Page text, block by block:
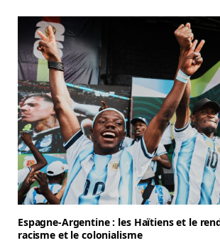
Espagne-Argentine : les Haïtiens et le
racisme et le colonialisme